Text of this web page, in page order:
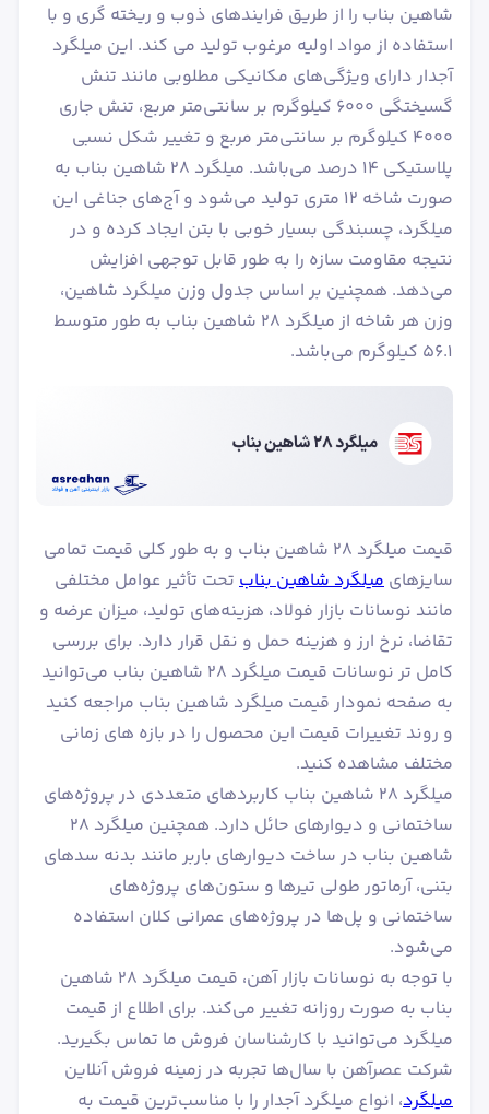
شاهین بناب را از طریق فرایندهای ذوب و ریخته گری و با
استفاده از مواد اولیه مرغوب تولید می کند. این میلگرد
آجدار دارای ویژگی‌های مکانیکی مطلوبی مانند تنش
گسیختگی ۶۰۰۰ کیلوگرم بر سانتی‌متر مربع، تنش جاری
۴۰۰۰ کیلوگرم بر سانتی‌متر مربع و تغییر شکل نسبی
پلاستیکی ۱۴ درصد می‌باشد. میلگرد ۲۸ شاهین بناب به
صورت شاخه 12 متری تولید می‌شود و آج‌های جناغی این
میلگرد، چسبندگی بسیار خوبی با بتن ایجاد کرده و در
نتیجه مقاومت سازه را به طور قابل توجهی افزایش
می‌دهد. همچنین بر اساس جدول وزن میلگرد شاهین،
وزن هر شاخه از میلگرد ۲۸ شاهین بناب به طور متوسط
۵۶.۱ کیلوگرم می‌باشد.
قیمت میلگرد ۲۸ شاهین بناب و به طور کلی قیمت تمامی
سایزهای میلگرد شاهین بناب تحت تأثیر عوامل مختلفی
مانند نوسانات بازار فولاد، هزینه‌های تولید، میزان عرضه و
تقاضا، نرخ ارز و هزینه حمل و نقل قرار دارد. برای بررسی
کامل تر نوسانات قیمت میلگرد ۲۸ شاهین بناب می‌توانید
به صفحه نمودار قیمت میلگرد شاهین بناب مراجعه کنید
و روند تغییرات قیمت این محصول را در بازه های زمانی
مختلف مشاهده کنید.
میلگرد ۲۸ شاهین بناب کاربردهای متعددی در پروژه‌های
ساختمانی و دیوارهای حائل دارد. همچنین میلگرد ۲۸
شاهین بناب در ساخت دیوارهای باربر مانند بدنه سدهای
بتنی، آرماتور طولی تیرها و ستون‌های پروژه‌های
ساختمانی و پل‌ها در پروژه‌های عمرانی کلان استفاده
می‌شود.
با توجه به نوسانات بازار آهن، قیمت میلگرد ۲۸ شاهین
بناب به صورت روزانه تغییر می‌کند. برای اطلاع از قیمت
میلگرد می‌توانید با کارشناسان فروش ما تماس بگیرید.
شرکت عصرآهن با سال‌ها تجربه در زمینه فروش آنلاین
میلگرد، انواع میلگرد آجدار را با مناسب‌ترین قیمت به